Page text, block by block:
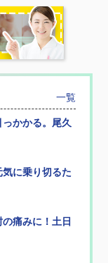
一覧
かかる。尾久
に乗り切るた
痛みに！土日